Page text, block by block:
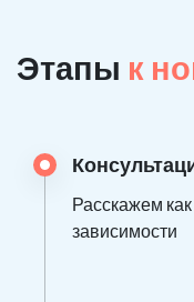
Этапы к
Расскажем
зависимости